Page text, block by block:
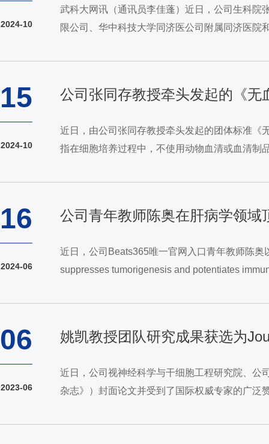
2024-10
武科大网讯（通讯员李佳蓬）近日，公司生科院
限公司、华中科技大学同济医公司附属同济医
15
2024-10
公司张同存教授牵头发起的《
近日，由公司张同存教授牵头发起的团体标准《
指在细胞培养过程中，不使用动物血清或血清制
16
2024-06
公司青年教师陈奥在肝病学领
近日，公司Beats365唯一官网入口青年教师陈奥
suppresses tumorigenesis and potentiates
06
2023-06
姚凯教授团队研究成果获选为
近日，公司视神经科学与干细胞工程研究院、公
杂志》）封面论文并受到了国际权威专家的广泛